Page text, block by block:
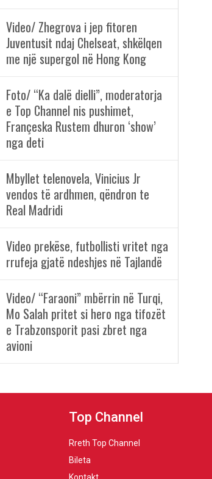
Video/ Zhegrova i jep fitoren
Juventusit ndaj Chelseat, shkëlqen
me një supergol në Hong Kong
Foto/ “Ka dalë dielli”, moderatorja
e Top Channel nis pushimet,
Françeska Rustem dhuron ‘show’
nga deti
Mbyllet telenovela, Vinicius Jr
vendos të ardhmen, qëndron te
Real Madridi
Video prekëse, futbollisti vritet nga
rrufeja gjatë ndeshjes në Tajlandë
Video/ “Faraoni” mbërrin në Turqi,
Mo Salah pritet si hero nga tifozët
e Trabzonsporit pasi zbret nga
avioni
Top Channel
Rreth Top Channel
Bileta